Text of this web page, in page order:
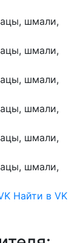
шмали,
шмали,
шмали,
шмали,
шмали,
шмали,
Найти в VK